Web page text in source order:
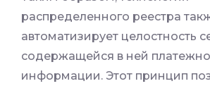
распределенного реестра
автоматизирует целостность
содержащейся в ней
информации. Этот принцип